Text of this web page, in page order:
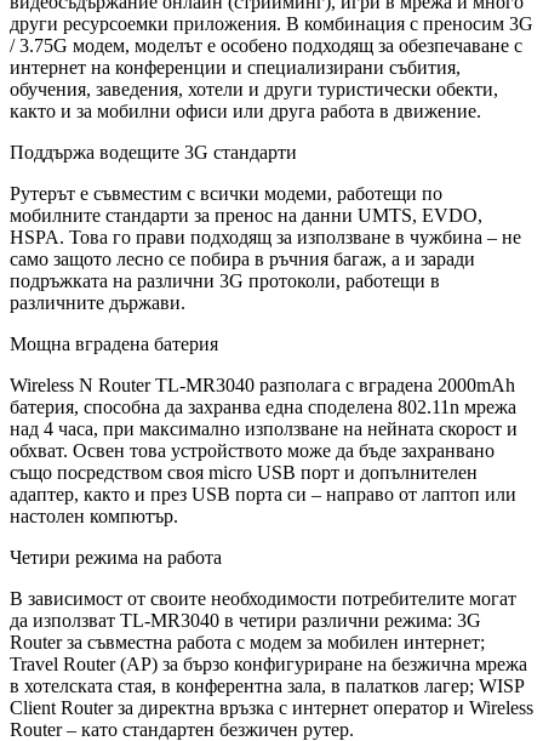
други ресурсоемки приложения. В комбинация с преносим 3G
/ 3.75G модем, моделът е особено подходящ за обезпечаване с
интернет на конференции и специализирани събития,
обучения, заведения, хотели и други туристически обекти,
както и за мобилни офиси или друга работа в движение.
Поддържа водещите 3G стандарти
Рутерът е съвместим с всички модеми, работещи по
мобилните стандарти за пренос на данни UMTS, EVDO,
HSPA. Това го прави подходящ за използване в чужбина – не
само защото лесно се побира в ръчния багаж, а и заради
подръжката на различни 3G протоколи, работещи в
различните държави.
Мощна вградена батерия
Wireless N Router TL-MR3040 разполага с вградена 2000mAh
батерия, способна да захранва една споделена 802.11n мрежа
над 4 часа, при максимално използване на нейната скорост и
обхват. Освен това устройството може да бъде захранвано
също посредством своя micro USB порт и допълнителен
адаптер, както и през USB порта си – направо от лаптоп или
настолен компютър.
Четири режима на работа
В зависимост от своите необходимости потребителите могат
да използват TL-MR3040 в четири различни режима: 3G
Router за съвместна работа с модем за мобилен интернет;
Travel Router (AP) за бързо конфигуриране на безжична мрежа
в хотелската стая, в конферентна зала, в палатков лагер; WISP
Client Router за директна връзка с интернет оператор и Wireless
Router – като стандартен безжичен рутер.